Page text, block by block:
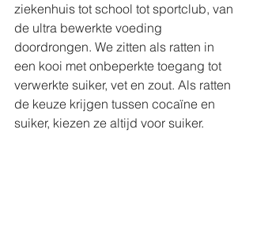
ziekenhuis tot school tot sportclub, van
de ultra bewerkte voeding
doordrongen. We zitten als ratten in
een kooi met onbeperkte toegang tot
verwerkte suiker, vet en zout. Als ratten
de keuze krijgen tussen cocaïne en
suiker, kiezen ze altijd voor suiker.